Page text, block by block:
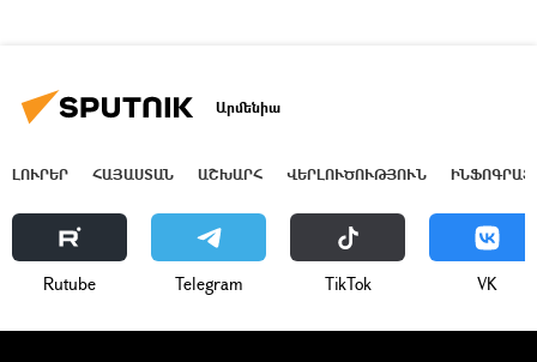
Արմենիա
ԼՈՒՐԵՐ ՀԱՅԱՍՏԱՆ ԱՇԽԱՐՀ ՎԵՐԼՈՒԾՈՒԹՅՈՒՆ
Rutube Telegram ТikТоk VK